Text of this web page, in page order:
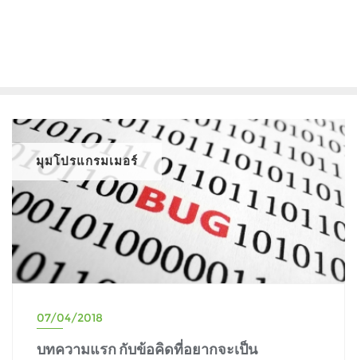
มุมโปรแกรมเมอร์
07/04/2018
บทความแรก กับข้อคิดที่อยากจะเป็น